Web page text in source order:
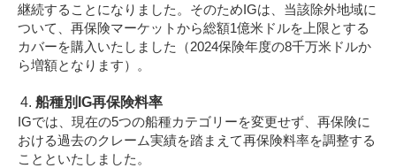
継続することになりました。そのためIGは、当該除外地域に
ついて、再保険マーケットから総額1億米ドルを上限とする
カバーを購入いたしました（2024保険年度の8千万米ドルか
ら増額となります）。
船種別IG再保険料率
IGでは、現在の5つの船種カテゴリーを変更せず、再保険に
おける過去のクレーム実績を踏まえて再保険料率を調整する
ことといたしました。